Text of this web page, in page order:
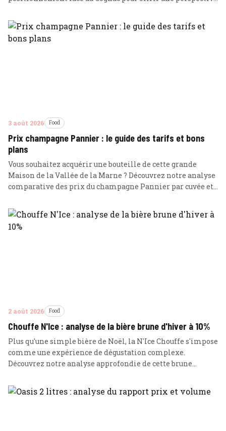
3 août 2026 Food
Prix champagne Pannier : le guide des tarifs et bons
plans
Vous souhaitez acquérir une bouteille de cette grande
Maison de la Vallée de la Marne ? Découvrez notre analyse
comparative des prix du champagne Pannier par cuvée et
2 août 2026 Food
Chouffe N'Ice : analyse de la bière brune d'hiver à 10%
Plus qu'une simple bière de Noël, la N'Ice Chouffe s'impose
comme une expérience de dégustation complexe.
Découvrez notre analyse approfondie de cette brune
aromatique.